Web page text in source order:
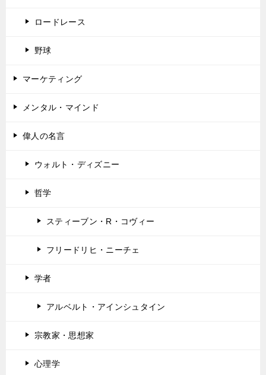
ロードレース
野球
マーケティング
メンタル・マインド
偉人の名言
ウォルト・ディズニー
哲学
スティーブン・R・コヴィー
フリードリヒ・ニーチェ
学者
アルベルト・アインシュタイン
宗教家・思想家
心理学